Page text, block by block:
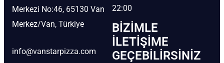
Merkezi No:46, 65130 Van
Merkez/Van, Türkiye
info@vanstarpizza.com
22:00
BIZIMLE
İLETIŞIME
GEÇEBILIRSINIZ